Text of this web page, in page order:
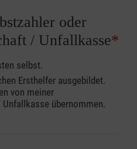
oder
/ Unfallkasse*
selbst.
Ersthelfer ausgebildet.
von meiner
übernommen.